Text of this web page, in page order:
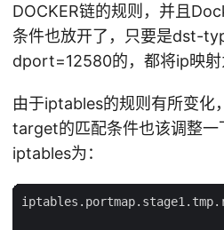
DOCKER链的规则，并且
条件也放开了，只要是dst-
dport=12580的，都将ip映射
由于iptables的规则有所变化
target的匹配条件也该调整一
iptables为：